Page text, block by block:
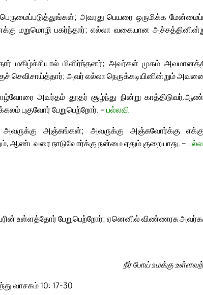
அவரது பெயரை ஒருமிக்க
மறுமொழி பகர்ந்தார்; எல்லா வகையான
மகிழ்ச்சியால் மிளிர்ந்தனர்; அவர்கள் முகம்
அவர் எல்லா நெருக்கடியினின்றும் அவனை
அவர்தம் தூதர் சூழ்ந்து நின்று காத்திடுவர்.
புகுவோர் பேறுபெற்றோர். –பல்லவி
அஞ்சுங்கள்; அவருக்கு அஞ்சுவோர்க்கு
ஆண்டவரை நாடுவோர்க்கு நன்மை ஏதும் குறையாது. –
உள்ளத்தோர் பேறுபெற்றோர்; ஏனெனில் விண்ணரசு
நீர் போய் உமக்கு
வாசகம் 10: 17-30